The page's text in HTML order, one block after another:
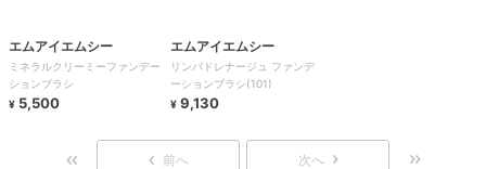
エムアイエムシー
ミネラルクリーミーファンデー
ションブラシ
¥ 5,500
エムアイエムシー
リンパドレナージュ ファンデ
ーションブラシ(101)
¥ 9,130
前へ 次へ